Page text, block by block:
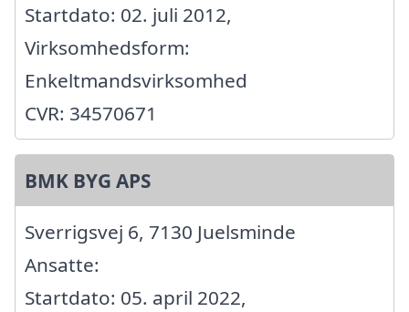
Startdato: 02. juli 2012,
Virksomhedsform:
Enkeltmandsvirksomhed
CVR: 34570671
BMK BYG APS
Sverrigsvej 6, 7130 Juelsminde
Ansatte:
Startdato: 05. april 2022,